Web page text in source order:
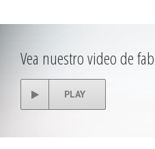
Vea nuestro video de
PLAY